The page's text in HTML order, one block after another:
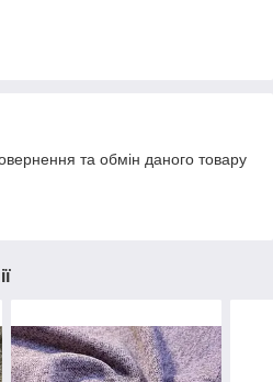
та обмін даного товару